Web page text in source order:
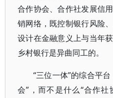
合作协会、合作社发展信
销网络，既控制银行风险
设计在金融意义上与当年
乡村银行是异曲同工的。
“三位一体”的综合平
会”，而不是什么“合作社